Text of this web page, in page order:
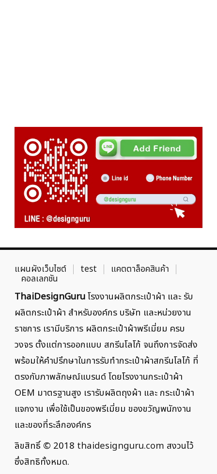
แผนผังเว็บไซต์ test แคตตาล็อคสินค้า
คอลเลกชัน
ThaiDesignGuruโรงงานผลิตกระเป๋าผ้า และ รับ
ผลิตกระเป๋าผ้า สำหรับองค์กร บริษัท และหน่วยงาน
ราชการ เรามีบริการ ผลิตกระเป๋าผ้าพรีเมี่ยม ครบ
วงจร ตั้งแต่การออกแบบ สกรีนโลโก้ จนถึงการจัดส่ง
พร้อมให้คำปรึกษาในการรับทำกระเป๋าผ้าสกรีนโลโก้ ที่
ตรงกับภาพลักษณ์แบรนด์ โดยโรงงานกระเป๋าผ้า
OEM มาตรฐานสูง เรารับผลิตถุงผ้า และ กระเป๋าผ้า
แจกงาน เพื่อใช้เป็นของพรีเมี่ยม ของขวัญพนักงาน
และของที่ระลึกองค์กร
ลิขสิทธิ์ © 2018 thaidesignguru.com สงวนไว้
ซึ่งสิทธิทั้งหมด.